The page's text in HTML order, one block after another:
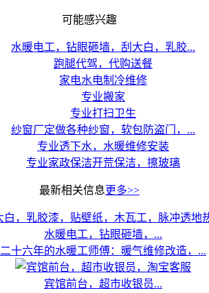
可能感兴趣
水暖电工，钻眼砸墙，刮大白，乳胶...
跑腿代驾，代购送餐
家电水电制冷维修
专业搬家
专业打扫卫生
纱窗厂定做各种纱窗，软包防盗门，...
专业透下水，水暖维修安装
专业家政保洁开荒保洁，擦玻璃
最新相关信息更多>>
水暖电工，钻眼砸墙，...
二十六年的水暖工师傅：暖气维修改造，...
宾馆前台，超市收银员...